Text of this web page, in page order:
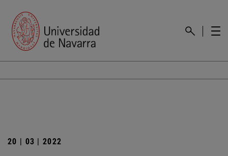
20 | 03 | 2022